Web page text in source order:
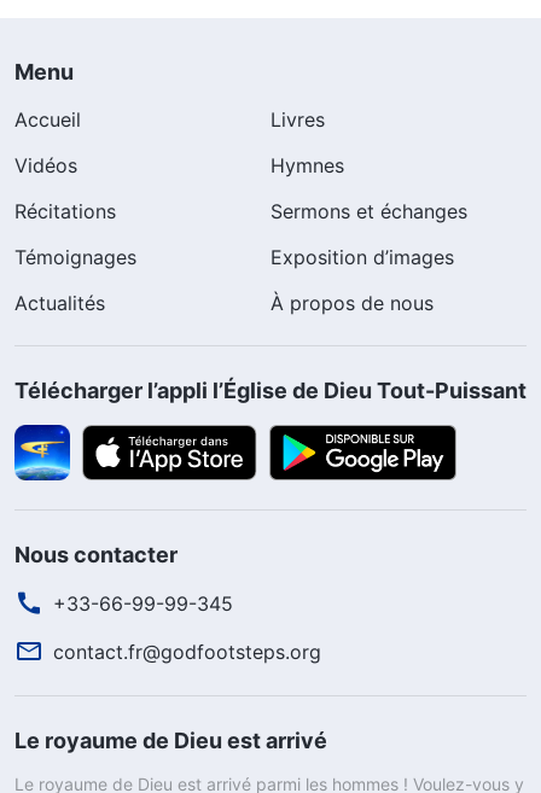
Menu
Accueil
Livres
Vidéos
Hymnes
Récitations
Sermons et échanges
Témoignages
Exposition d’images
Actualités
À propos de nous
Télécharger l’appli l’Église de Dieu Tout-Puissant
Nous contacter
+33-66-99-99-345
contact.fr@godfootsteps.org
Le royaume de Dieu est arrivé
Le royaume de Dieu est arrivé parmi les hommes ! Voulez-vous y